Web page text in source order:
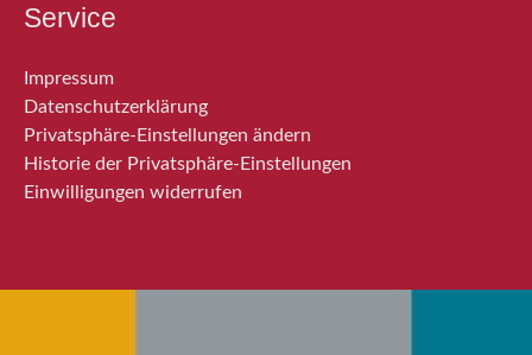
Service
Impressum
Datenschutzerklärung
Privatsphäre-Einstellungen ändern
Historie der Privatsphäre-Einstellungen
Einwilligungen widerrufen